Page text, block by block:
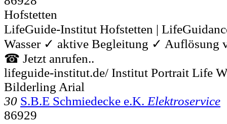
Hofstetten
LifeGuide-Institut Hofstetten |
Wasser ✓ aktive Begleitung ✓ Auflösung
☎ Jetzt anrufen..
lifeguide-institut.de/ Institut Portrait Life
Bilderling Arial
30 S.B.E Schmiedecke e.K. Elektroservice
86929